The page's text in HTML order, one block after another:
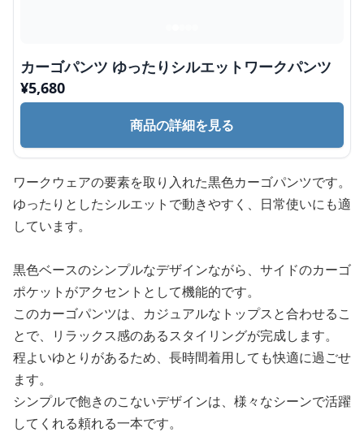
カーゴパンツ ゆったりシルエットワークパンツ
¥5,680
商品の詳細を見る
ワークウェアの要素を取り入れた黒色カーゴパンツです。
ゆったりとしたシルエットで動きやすく、日常使いにも適
しています。
黒色ベースのシンプルなデザインながら、サイドのカーゴ
ポケットがアクセントとして機能的です。
このカーゴパンツは、カジュアルなトップスと合わせるこ
とで、リラックス感のあるスタイリングが完成します。
程よいゆとりがあるため、長時間着用しても快適に過ごせ
ます。
シンプルで飽きのこないデザインは、様々なシーンで活躍
してくれる頼れる一本です。